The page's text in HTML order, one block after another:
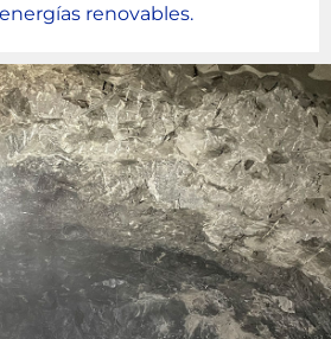
renovables.